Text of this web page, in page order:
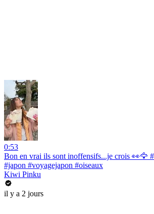
0:53
Bon en vrai ils sont inoffensifs...je crois 👀🦅
#japon #voyagejapon #oiseaux
Kiwi Pinku
il y a 2 jours